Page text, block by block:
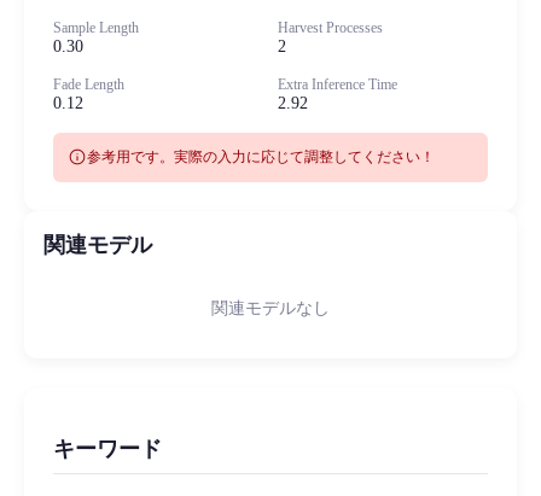
Sample Length
0.30
Harvest Processes
2
Fade Length
0.12
Extra Inference Time
2.92
info参考用です。実際の入力に応じて調整してください！
関連モデル
関連モデルなし
キーワード